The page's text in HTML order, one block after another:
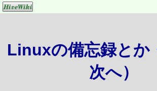
Linuxの備忘録とか
次へ）